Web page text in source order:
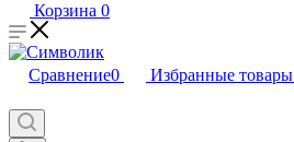
Корзина 0
Сравнение0 Избранные товары